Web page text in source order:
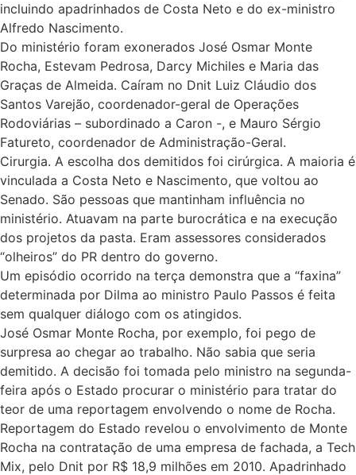
incluindo apadrinhados de Costa Neto e do ex-ministro
Alfredo Nascimento.
Do ministério foram exonerados José Osmar Monte
Rocha, Estevam Pedrosa, Darcy Michiles e Maria das
Graças de Almeida. Caíram no Dnit Luiz Cláudio dos
Santos Varejão, coordenador-geral de Operações
Rodoviárias – subordinado a Caron -, e Mauro Sérgio
Fatureto, coordenador de Administração-Geral.
Cirurgia. A escolha dos demitidos foi cirúrgica. A maioria é
vinculada a Costa Neto e Nascimento, que voltou ao
Senado. São pessoas que mantinham influência no
ministério. Atuavam na parte burocrática e na execução
dos projetos da pasta. Eram assessores considerados
“olheiros” do PR dentro do governo.
Um episódio ocorrido na terça demonstra que a “faxina”
determinada por Dilma ao ministro Paulo Passos é feita
sem qualquer diálogo com os atingidos.
José Osmar Monte Rocha, por exemplo, foi pego de
surpresa ao chegar ao trabalho. Não sabia que seria
demitido. A decisão foi tomada pelo ministro na segunda-
feira após o Estado procurar o ministério para tratar do
teor de uma reportagem envolvendo o nome de Rocha.
Reportagem do Estado revelou o envolvimento de Monte
Rocha na contratação de uma empresa de fachada, a Tech
Mix, pelo Dnit por R$ 18,9 milhões em 2010. Apadrinhado